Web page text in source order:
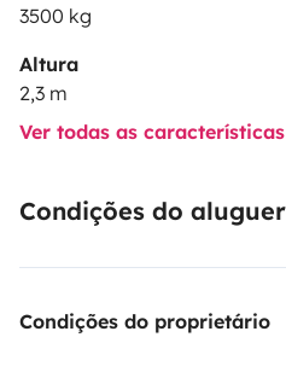
3500 kg
Altura
2,3 m
Ver todas as características
Condições do aluguer
Condições do proprietário